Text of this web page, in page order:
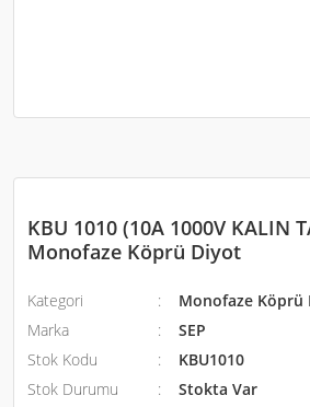
KBU 1010 (10A 1000V KALIN
Monofaze Köprü Diyot
Kategori
Monofaze Köprü
Marka
SEP
Stok Kodu
KBU1010
Stok Durumu
Stokta Var